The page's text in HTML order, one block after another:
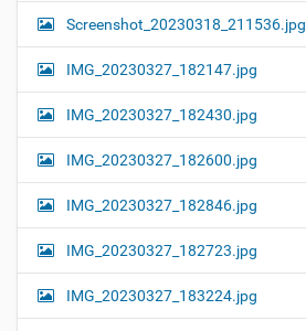
Screenshot_20230318_211536.jpg
IMG_20230327_182147.jpg
IMG_20230327_182430.jpg
IMG_20230327_182600.jpg
IMG_20230327_182846.jpg
IMG_20230327_182723.jpg
IMG_20230327_183224.jpg